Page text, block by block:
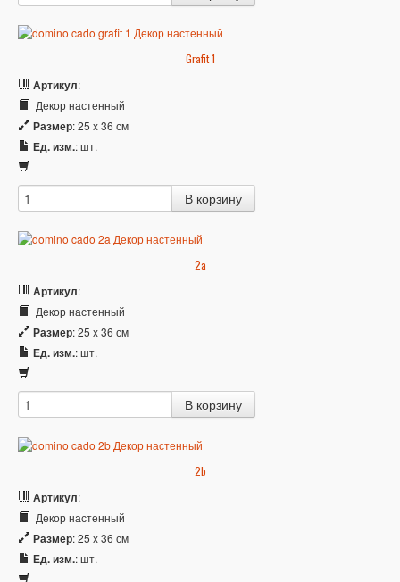
Grafit 1
Артикул:
Декор настенный
Размер: 25 x 36 см
Ед. изм.: шт.
2a
Артикул:
Декор настенный
Размер: 25 x 36 см
Ед. изм.: шт.
2b
Артикул:
Декор настенный
Размер: 25 x 36 см
Ед. изм.: шт.